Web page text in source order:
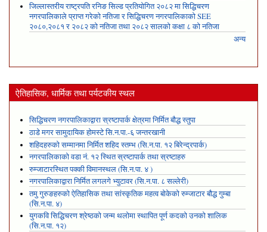
जिल्लास्तरीय राष्ट्रपति रनिङ सिल्ड प्रतियोगित २०८२ मा सिद्धिचरण
नगरपालिकाले प्राप्त गरेकाे नतिजा र सिद्धिचरण नगरपालिकाको SEE
२०८०,२०८१ र २०८२ को नतिजा तथा २०८२ सालको कक्षा ८ को नतिजा
अन्य
ऐतिहासिक, धार्मिक तथा पर्यटकीय स्थल
सिद्धिचरण नगरपालिकाद्वारा स्रष्टापार्क क्षेत्रमा निर्मित बौद्ध स्तुपा
ठाडे मगर सामुदायिक होमस्टे सि.न.पा.-६ जन्तरखानी
शहिदहरुको सम्मानमा निर्मित शहिद स्तम्भ (सि.न.पा. १२ बिरेन्द्रपार्क)
नगरपालिकाको वडा नं. १२ स्थित स्रष्टापार्क तथा स्रष्टाहरु
रुम्जाटारस्थित पक्की विमानस्थल (सि.न.पा. ४ )
नगरपालिकाद्वारा निर्मित लगलगे भ्युटावर (सि.न.पा. ८ सल्लेरी)
तमु गुरुङहरुको ऐतिहासिक तथा सांस्कृतिक महत्व बोकेको रुम्जाटार बौद्ध गुम्बा
(सि.न.पा. ४)
युगकवि सिद्धिचरण श्रेष्ठको जन्म थलोमा स्थापित पूर्ण कदको उनको शालिक
(सि.न.पा. १२)